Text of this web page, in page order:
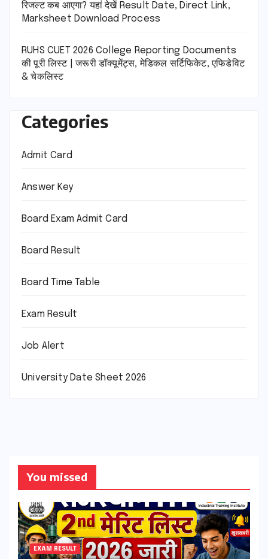
रिजल्ट कब आएगा? यहां देखें Result Date, Direct Link,
Marksheet Download Process
RUHS CUET 2026 College Reporting Documents
की पूरी लिस्ट | जरूरी डॉक्यूमेंट्स, मेडिकल सर्टिफिकेट, एफिडेविट
& चेकलिस्ट
Categories
Admit Card
Answer Key
Board Exam Admit Card
Board Result
Board Time Table
Exam Result
Job Alert
University Date Sheet 2026
You missed
EXAM RESULT